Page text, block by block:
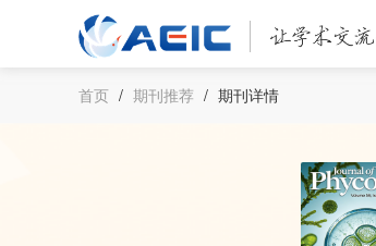
首页 / 期刊推荐 / 期刊详情